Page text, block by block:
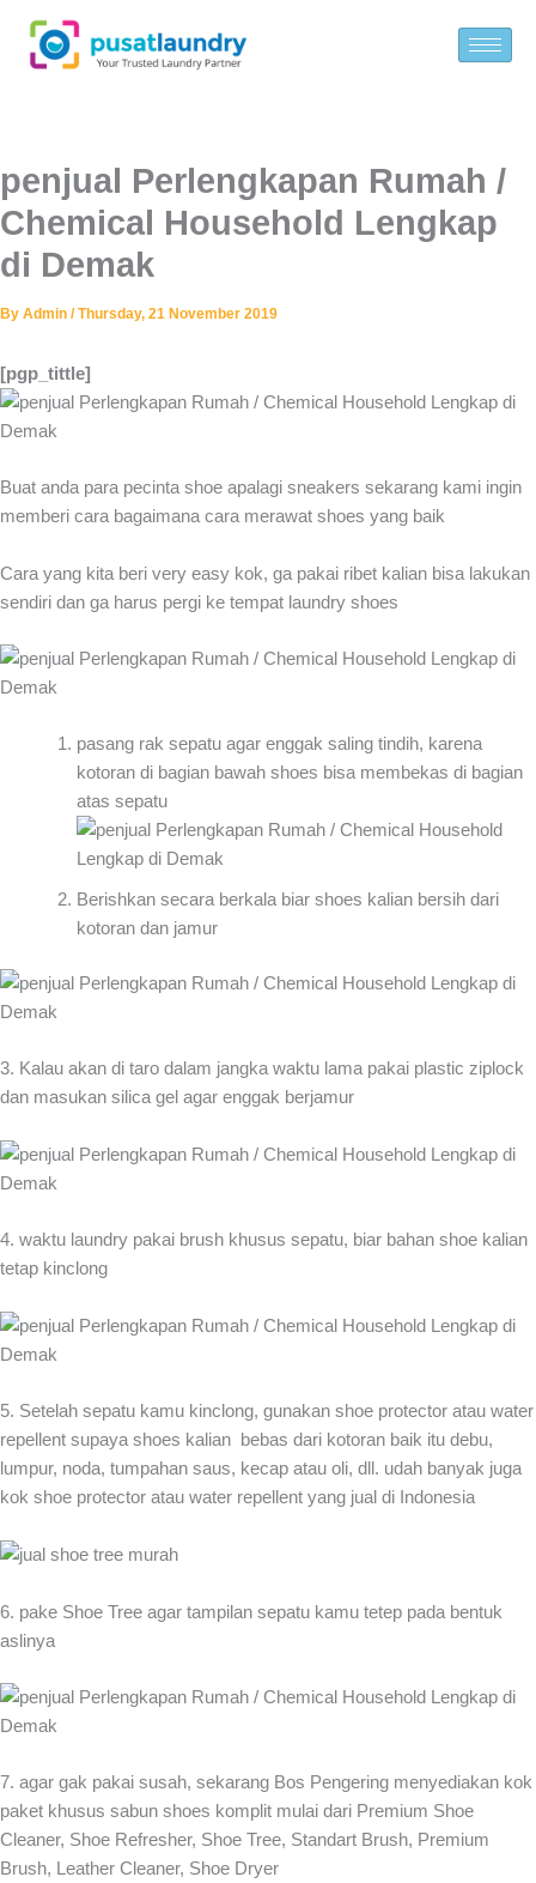
content
penjual Perlengkapan Rumah /
Chemical Household Lengkap
di Demak
By Admin /Thursday, 21 November 2019
[pgp_tittle]
Buat anda para pecinta shoe apalagi sneakers sekarang kami ingin
memberi cara bagaimana cara merawat shoes yang baik
Cara yang kita beri very easy kok, ga pakai ribet kalian bisa lakukan
sendiri dan ga harus pergi ke tempat laundry shoes
pasang rak sepatu agar enggak saling tindih, karena
kotoran di bagian bawah shoes bisa membekas di bagian
atas sepatu
Berishkan secara berkala biar shoes kalian bersih dari
kotoran dan jamur
3. Kalau akan di taro dalam jangka waktu lama pakai plastic ziplock
dan masukan silica gel agar enggak berjamur
4. waktu laundry pakai brush khusus sepatu, biar bahan shoe kalian
tetap kinclong
5. Setelah sepatu kamu kinclong, gunakan shoe protector atau water
repellent supaya shoes kalian bebas dari kotoran baik itu debu,
lumpur, noda, tumpahan saus, kecap atau oli, dll. udah banyak juga
kok shoe protector atau water repellent yang jual di Indonesia
6. pake Shoe Tree agar tampilan sepatu kamu tetep pada bentuk
aslinya
7. agar gak pakai susah, sekarang Bos Pengering menyediakan kok
paket khusus sabun shoes komplit mulai dari Premium Shoe
Cleaner, Shoe Refresher, Shoe Tree, Standart Brush, Premium
Brush, Leather Cleaner, Shoe Dryer